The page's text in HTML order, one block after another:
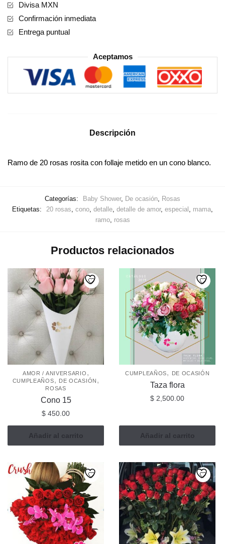
Divisa MXN
Confirmación inmediata
Entrega puntual
Aceptamos
Descripción
Ramo de 20 rosas rosita con follaje metido en un cono blanco.
Categorías: Baby Shower, De ocasión, Rosas
Etiquetas:
20 rosas, cono, detalle, detalle de amor, especial , mama,
ramo, rosas
Productos relacionados
AMOR / ANIVERSARIO ,
CUMPLEAÑOS, DE OCASIÓN ,
ROSAS
Cono 15
$ 450.00
Añadir al carrito
CUMPLEAÑOS, DE OCASIÓN
Taza flora
$ 2,500.00
Añadir al carrito